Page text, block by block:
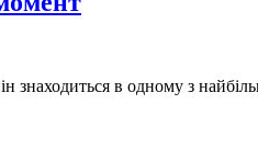
знаходиться в одному з